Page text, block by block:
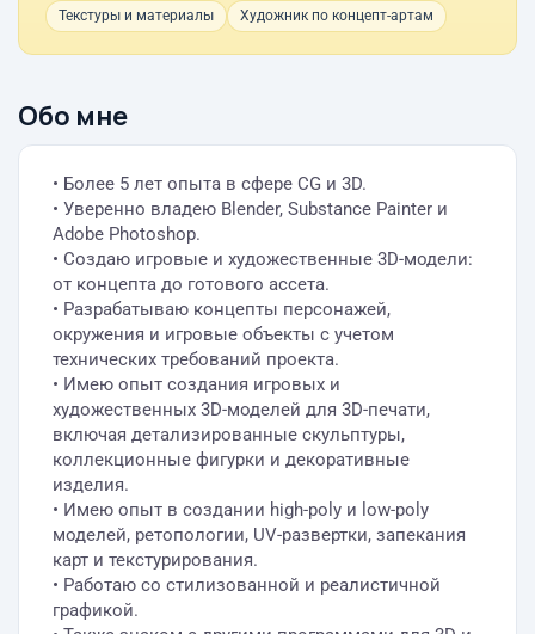
Текстуры и материалы
Художник по концепт-артам
Обо мне
• Более 5 лет опыта в сфере CG и 3D.
• Уверенно владею Blender, Substance Painter и
Adobe Photoshop.
• Создаю игровые и художественные 3D-модели:
от концепта до готового ассета.
• Разрабатываю концепты персонажей,
окружения и игровые объекты с учетом
технических требований проекта.
• Имею опыт создания игровых и
художественных 3D-моделей для 3D-печати,
включая детализированные скульптуры,
коллекционные фигурки и декоративные
изделия.
• Имею опыт в создании high-poly и low-poly
моделей, ретопологии, UV-развертки, запекания
карт и текстурирования.
• Работаю со стилизованной и реалистичной
графикой.